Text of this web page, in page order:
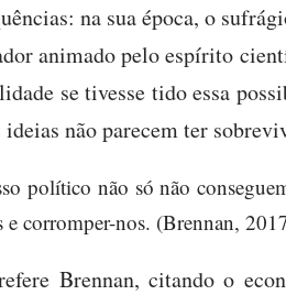
na sua época, o
animado pelo espírito
se tivesse tido essa
não parecem ter
político não só não
e corromper-nos. (Brennan,
Brennan, citando o